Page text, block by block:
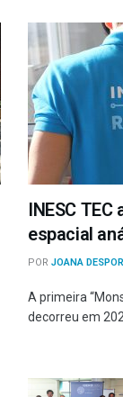
INESC
espacial
POR JOANA
A primeira
decorreu em